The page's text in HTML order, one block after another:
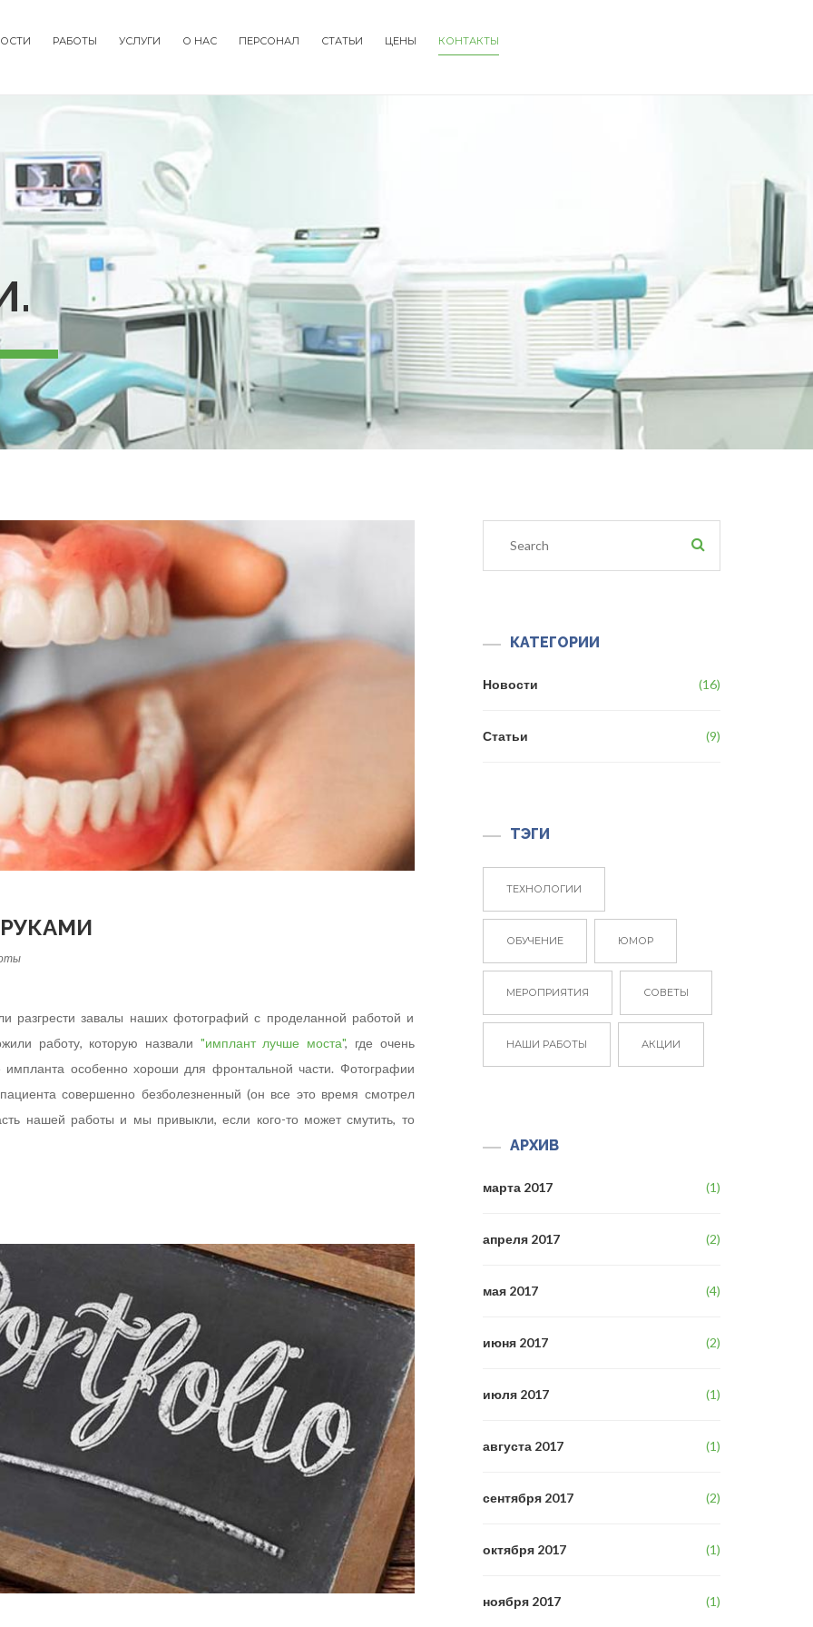
РАБОТЫ УСЛУГИ О НАС ПЕРСОНАЛ СТАТЬИ ЦЕНЫ КОНТАКТЫ
разгрести завалы наших фотографий с проделанной работой и
работу, которую назвали "имплант лучше моста", где очень
особенно хороши для фронтальной части. Фотографии
совершенно безболезненный (он все это время смотрел
нашей работы и мы привыкли, если кого-то может смутить, то
КАТЕГОРИИ
Новости 16
Статьи 9
ТЭГИ
ТЕХНОЛОГИИ
ОБУЧЕНИЕ ЮМОР
МЕРОПРИЯТИЯ СОВЕТЫ
НАШИ РАБОТЫ АКЦИИ
АРХИВ
марта 2017 (1)
апреля 2017 (2)
мая 2017 (4)
июня 2017 (2)
июля 2017 (1)
августа 2017 (1)
сентября 2017 (2)
октября 2017 (1)
ноября 2017 (1)